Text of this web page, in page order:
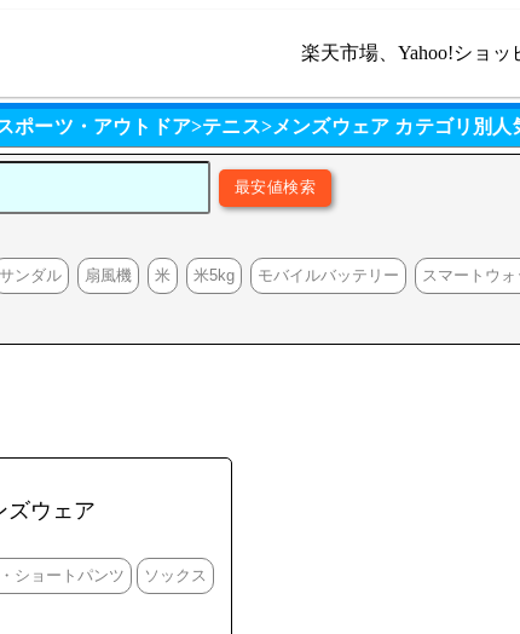
楽天市場、Yahoo!ショ
ポーツ・アウトドア>テニス>メンズウェア カテゴリ別人
サンダル 扇風機 米 米5kg モバイルバッテリー スマートウォ
ズウェア
ショートパンツ ソックス